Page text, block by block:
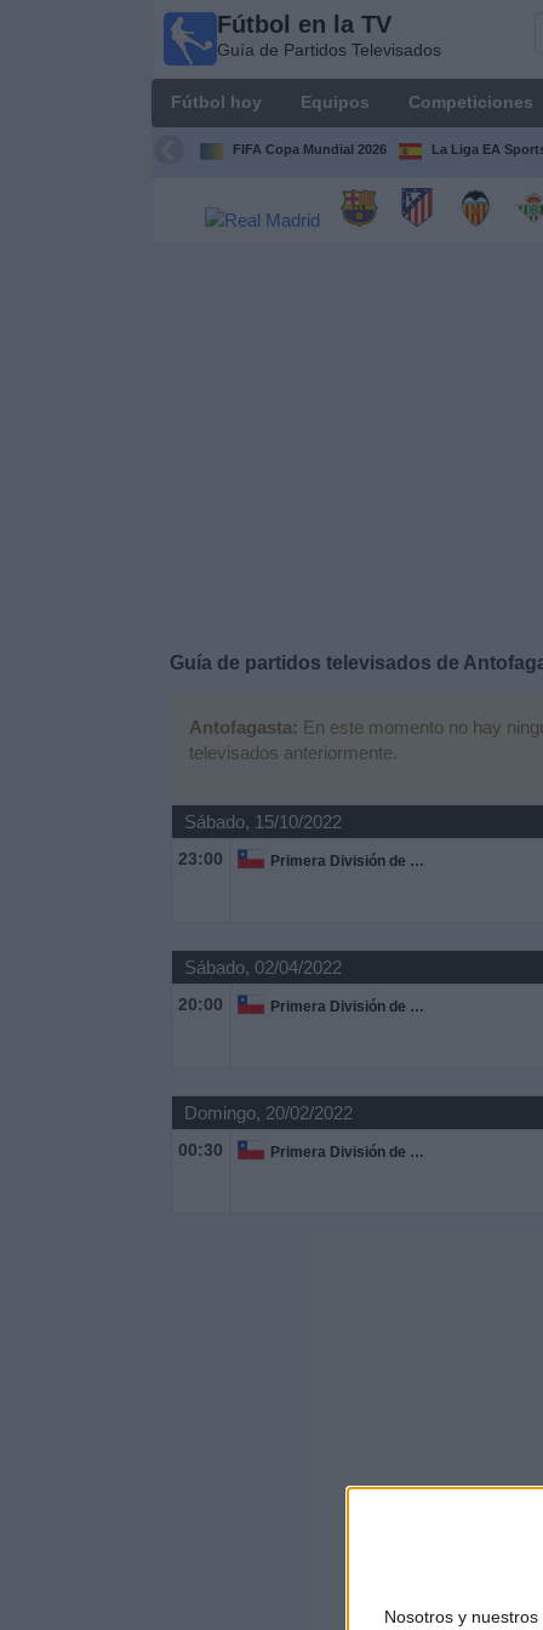
Nosotros y nuestros
Fútbol en la TV
Guía de Partidos Televisados
Fútbol hoy Equipos Competiciones
FIFA Copa Mundial 2026 La Liga EA
Guía de partidos televisados de
Antofagasta: En este momento no hay
televisados anteriormente.
Sábado, 15/10/2022
23:00 Primera División de Chile
Sábado, 02/04/2022
20:00 Primera División de Chile
Domingo, 20/02/2022
00:30 Primera División de Chile